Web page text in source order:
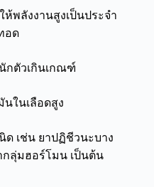
พลังงานสูงเป็นประจำ
อด
ตัวเกินเกณฑ์
ในเลือดสูง
ด เช่น ยาปฏิชีวนะบาง
กลุ่มฮอร์โมน เป็นต้น